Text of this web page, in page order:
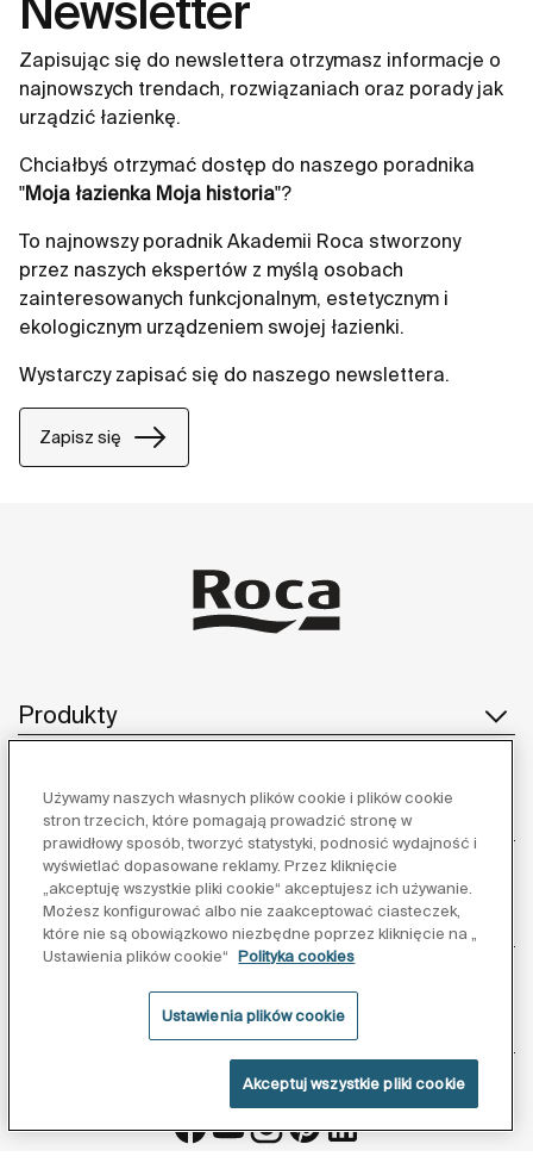
Newsletter
Zapisując się do newslettera otrzymasz informacje o
najnowszych trendach, rozwiązaniach oraz porady jak
urządzić łazienkę.
Chciałbyś otrzymać dostęp do naszego poradnika
"Moja łazienka Moja historia"?
To najnowszy poradnik Akademii Roca stworzony
przez naszych ekspertów z myślą osobach
zainteresowanych funkcjonalnym, estetycznym i
ekologicznym urządzeniem swojej łazienki.
Wystarczy zapisać się do naszego newslettera.
Zapisz się
Produkty
Obsługa klienta
O nas
Obserwuj nas:
Używamy naszych własnych plików cookie i plików cookie
stron trzecich, które pomagają prowadzić stronę w
prawidłowy sposób, tworzyć statystyki, podnosić wydajność i
wyświetlać dopasowane reklamy. Przez kliknięcie
„akceptuję wszystkie pliki cookie“ akceptujesz ich używanie.
Możesz konfigurować albo nie zaakceptować ciasteczek,
które nie są obowiązkowo niezbędne poprzez kliknięcie na „
Ustawienia plików cookie“
Polityka cookies
Ustawienia plików cookie
Akceptuj wszystkie pliki cookie